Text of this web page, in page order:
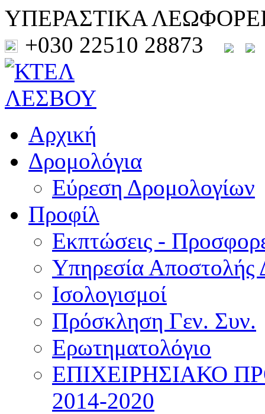
ΥΠΕΡΑΣΤΙΚΑ
+030 22510 28873
Αρχική
Δρομολόγια
Εύρεση Δρομολογίων
Προφίλ
Εκπτώσεις -
Υπηρεσία Αποστολής
Ισολογισμοί
Πρόσκληση Γεν. Συν.
Ερωτηματολόγιο
ΕΠΙΧΕΙΡΗΣΙΑΚΟ
2014-2020